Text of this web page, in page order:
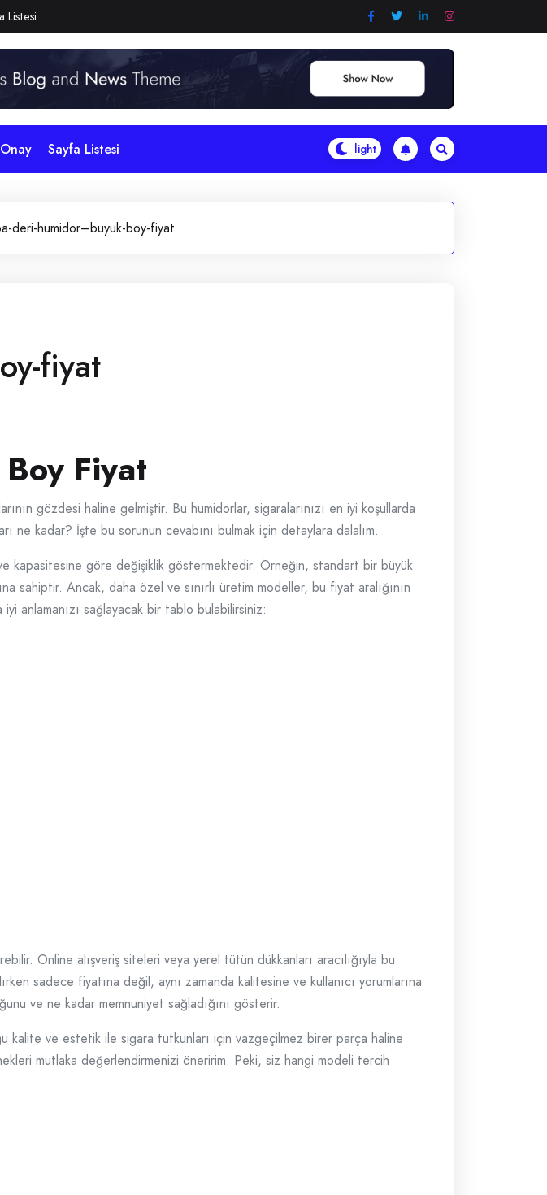
Listesi
Onay Sayfa Listesi
deri-humidor–buyuk-boy-fiyat
fiyat
Fiyat
gözdesi haline gelmiştir. Bu humidorlar, sigaralarınızı en iyi koşullarda
ne kadar? İşte bu sorunun cevabını bulmak için detaylara dalalım.
kapasitesine göre değişiklik göstermektedir. Örneğin, standart bir büyük
sahiptir. Ancak, daha özel ve sınırlı üretim modeller, bu fiyat aralığının
anlamanızı sağlayacak bir tablo bulabilirsiniz:
Online alışveriş siteleri veya yerel tütün dükkanları aracılığıyla bu
sadece fiyatına değil, aynı zamanda kalitesine ve kullanıcı yorumlarına
ve ne kadar memnuniyet sağladığını gösterir.
kalite ve estetik ile sigara tutkunları için vazgeçilmez birer parça haline
mutlaka değerlendirmenizi öneririm. Peki, siz hangi modeli tercih